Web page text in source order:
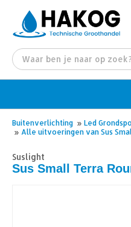
Buitenverlichting » Led
» Alle uitvoeringen van Sus
Suslight
Sus Small Terra